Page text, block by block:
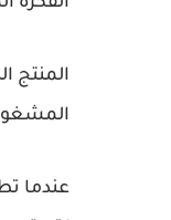
المنتج
عندما